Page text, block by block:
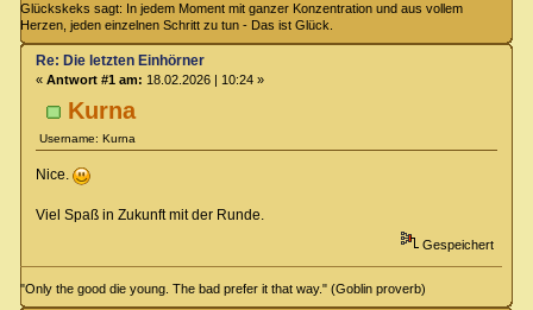
Glückskeks sagt: In jedem Moment mit ganzer Konzentration und aus vollem
Herzen, jeden einzelnen Schritt zu tun - Das ist Glück.
Kurna
Username: Kurna
Re: Die letzten Einhörner
« Antwort #1 am: 18.02.2026 | 10:24 »
Nice.
Viel Spaß in Zukunft mit der Runde.
Gespeichert
"Only the good die young. The bad prefer it that way." (Goblin proverb)